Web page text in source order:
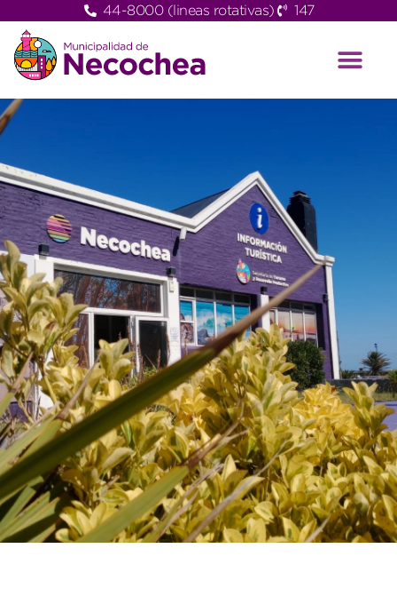
44-8000 (lineas rotativas) 147